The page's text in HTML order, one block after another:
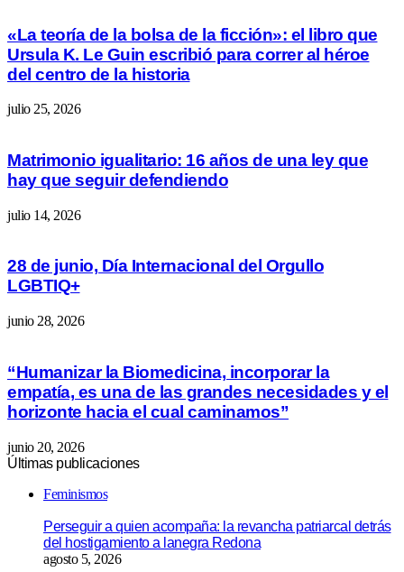
«La teoría de la bolsa de la ficción»: el libro que
Ursula K. Le Guin escribió para correr al héroe
del centro de la historia
julio 25, 2026
Matrimonio igualitario: 16 años de una ley que
hay que seguir defendiendo
julio 14, 2026
28 de junio, Día Internacional del Orgullo
LGBTIQ+
junio 28, 2026
“Humanizar la Biomedicina, incorporar la
empatía, es una de las grandes necesidades y el
horizonte hacia el cual caminamos”
junio 20, 2026
Últimas publicaciones
Feminismos
Perseguir a quien acompaña: la revancha patriarcal detrás
del hostigamiento a lanegra Redona
agosto 5, 2026